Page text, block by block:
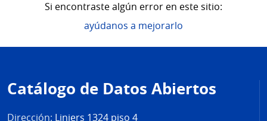
Si encontraste algún error en este sitio:
ayúdanos a mejorarlo
de
página
Catálogo de Datos Abiertos
Dirección: Liniers 1324 piso 4